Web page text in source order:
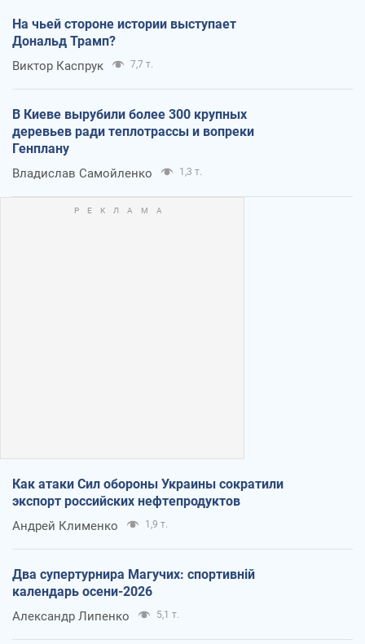
На чьей стороне истории выступает
Дональд Трамп?
Виктор Каспрук 7,7 т.
В Киеве вырубили более 300 крупных
деревьев ради теплотрассы и вопреки
Генплану
Владислав Самойленко 1,3 т.
Как атаки Сил обороны Украины сократили
экспорт российских нефтепродуктов
Андрей Клименко 1,9 т.
Два супертурнира Магучих: спортивній
календарь осени-2026
Александр Липенко 5,1 т.